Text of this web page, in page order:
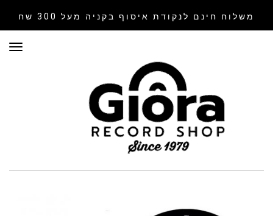
משלוח חינם לנקודת איסוף בקניה מעל 300 שח